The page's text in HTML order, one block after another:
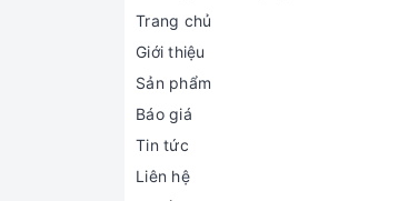
Trang chủ
Giới thiệu
Sản phẩm
Báo giá
Tin tức
Liên hệ